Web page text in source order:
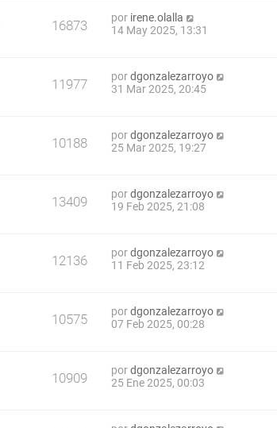
16873 por irene.olalla
14 May 2025, 13:31
11977 pordgonzalezarroyo
31 Mar 2025, 20:45
10188 pordgonzalezarroyo
25 Mar 2025, 19:27
13409 pordgonzalezarroyo
19 Feb 2025, 21:08
12136 pordgonzalezarroyo
11 Feb 2025, 23:12
10575 pordgonzalezarroyo
07 Feb 2025, 00:28
10909 pordgonzalezarroyo
25 Ene 2025, 00:03